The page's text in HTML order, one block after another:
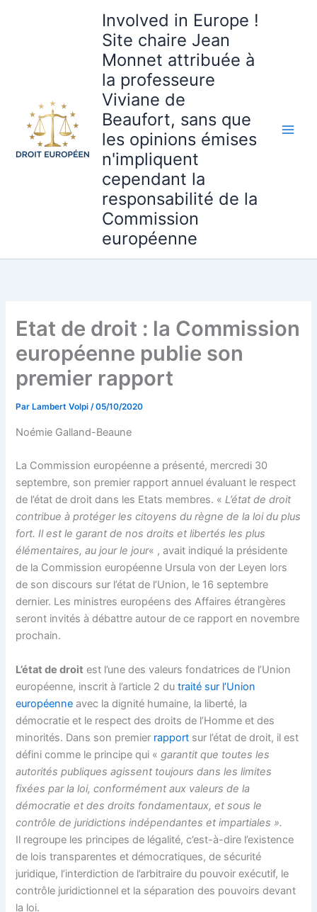
Involved in Europe !
Site chaire Jean
Monnet attribuée à
la professeure
Viviane de
Beaufort, sans que
les opinions émises
n'impliquent
cependant la
responsabilité de la
Commission
européenne
Etat de droit : la Commission
européenne publie son
premier rapport
Par Lambert Volpi/05/10/2020
Noémie Galland-Beaune
La Commission européenne a présenté, mercredi 30
septembre, son premier rapport annuel évaluant le respect
de l’état de droit dans les Etats membres. «L’état de droit
contribue à protéger les citoyens du règne de la loi du plus
fort. Il est le garant de nos droits et libertés les plus
élémentaires, au jour le jour« , avait indiqué la présidente
de la Commission européenne Ursula von der Leyen lors
de son discours sur l’état de l’Union, le 16 septembre
dernier. Les ministres européens des Affaires étrangères
seront invités à débattre autour de ce rapport en novembre
prochain.
L’état de droit est l’une des valeurs fondatrices de l’Union
européenne, inscrit à l’article 2 dutraité sur l’Union
européenne avec la dignité humaine, la liberté, la
démocratie et le respect des droits de l’Homme et des
minorités. Dans son premier rapport sur l’état de droit, il est
défini comme le principe qui «garantit que toutes les
autorités publiques agissent toujours dans les limites
fixées par la loi, conformément aux valeurs de la
démocratie et des droits fondamentaux, et sous le
contrôle de juridictions indépendantes et impartiales ».
Il regroupe les principes de légalité, c’est-à-dire l’existence
de lois transparentes et démocratiques, de sécurité
juridique, l’interdiction de l’arbitraire du pouvoir exécutif, le
contrôle juridictionnel et la séparation des pouvoirs devant
la loi.